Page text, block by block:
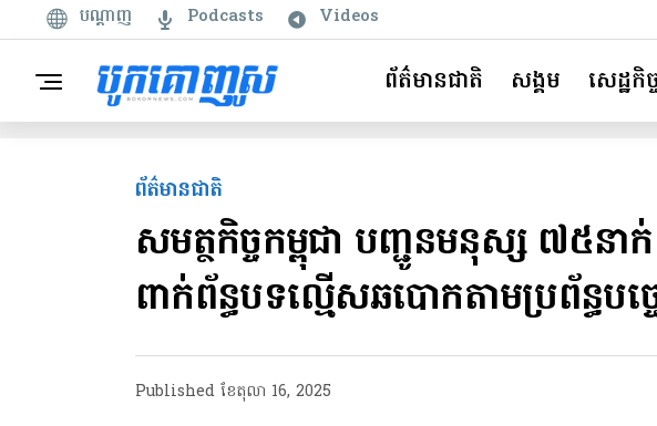
បណ្តាញ Podcasts Videos
ព័ត៌មានជាតិ សង្គម សេដ្ឋកិច្
ព័ត៌មានជាតិ
សមត្ថកិច្ចកម្ពុជា បញ្ជូនមនុស្ស ៧៥
ពាក់ព័ន្ធបទល្មើសឆបោកតាមប្រព័ន្ធបច្ច
Published ខែ​តុលា 16, 2025